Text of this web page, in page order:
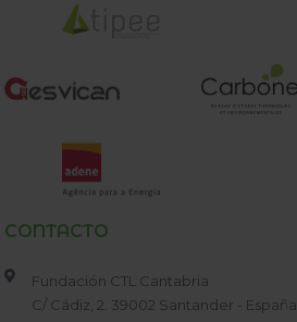
CONTACTO
Fundación CTL Cantabria
C/ Cádiz, 2. 39002 Santander - España